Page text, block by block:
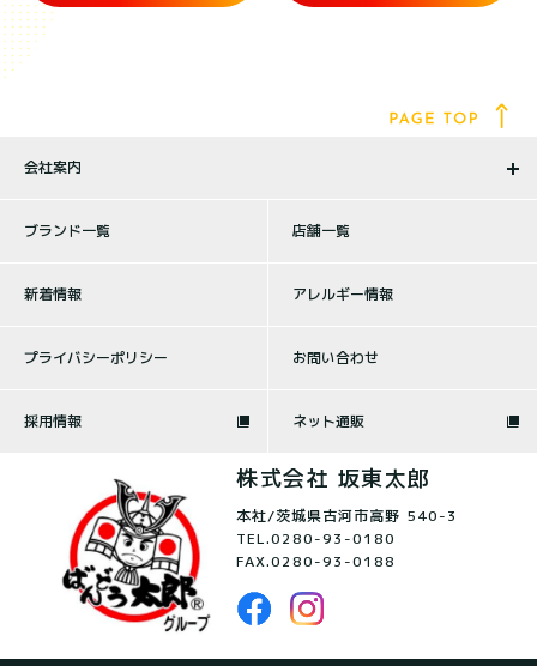
会社案内
ブランド一覧 店舗一覧
新着情報 アレルギー情報
プライバシーポリシー お問い合わせ
採用情報 ネット通販
株式会社 坂東太郎
本社/茨城県古河市高野 540-3
TEL.0280-93-0180
FAX.0280-93-0188